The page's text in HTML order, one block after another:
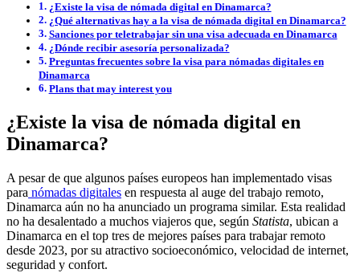
¿Existe la visa de nómada digital en Dinamarca?
¿Qué alternativas hay a la visa de nómada digital en Dinamarca?
Sanciones por teletrabajar sin una visa adecuada en Dinamarca
¿Dónde recibir asesoría personalizada?
Preguntas frecuentes sobre la visa para nómadas digitales en
Dinamarca
Plans that may interest you
¿Existe la visa de nómada digital en
Dinamarca?
A pesar de que algunos países europeos han implementado visas
para nómadas digitales en respuesta al auge del trabajo remoto,
Dinamarca aún no ha anunciado un programa similar. Esta realidad
no ha desalentado a muchos viajeros que, según Statista, ubican a
Dinamarca en el top tres de mejores países para trabajar remoto
desde 2023, por su atractivo socioeconómico, velocidad de internet,
seguridad y confort.